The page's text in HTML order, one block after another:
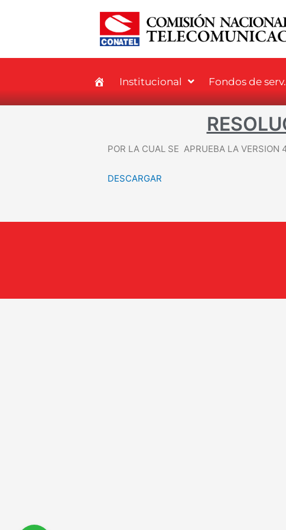
Institucional Fondos de
POR LA CUAL SE APRUEBA LA VERSION
DESCARGAR